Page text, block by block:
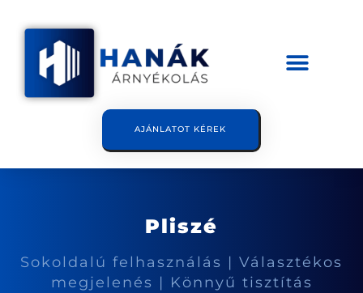
AJÁNLATOT KÉREK
Pliszé
Sokoldalú felhasználás | Választékos
megjelenés | Könnyű tisztítás